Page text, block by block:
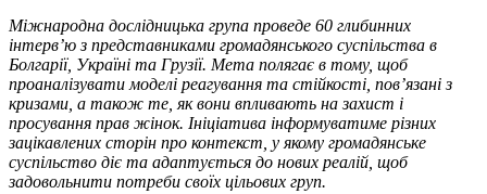
Міжнародна дослідницька група проведе 60 глибинних
інтерв’ю з представниками громадянського суспільства в
Болгарії, Україні та Грузії. Мета полягає в тому, щоб
проаналізувати моделі реагування та стійкості, пов’язані з
кризами, а також те, як вони впливають на захист і
просування прав жінок. Ініціатива інформуватиме різних
зацікавлених сторін про контекст, у якому громадянське
суспільство діє та адаптується до нових реалій, щоб
задовольнити потреби своїх цільових груп.